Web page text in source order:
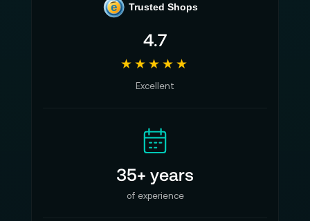
e Trusted Shops
4.7
★★★★★
Excellent
35+ years
of experience